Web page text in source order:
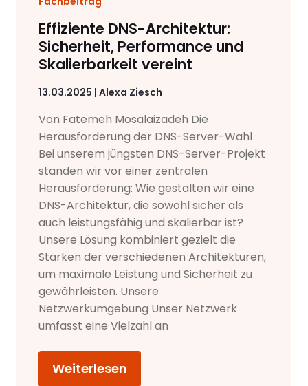
Effiziente DNS-Architektur:
Sicherheit, Performance und
Skalierbarkeit vereint
13.03.2025 | Alexa Ziesch
Von Fatemeh Mosalaizadeh Die
Herausforderung der DNS-Server-Wahl
Bei unserem jüngsten DNS-Server-Projekt
standen wir vor einer zentralen
Herausforderung: Wie gestalten wir eine
DNS-Architektur, die sowohl sicher als
auch leistungsfähig und skalierbar ist?
Unsere Lösung kombiniert gezielt die
Stärken der verschiedenen Architekturen,
um maximale Leistung und Sicherheit zu
gewährleisten. Unsere
Netzwerkumgebung Unser Netzwerk
umfasst eine Vielzahl an
Weiterlesen